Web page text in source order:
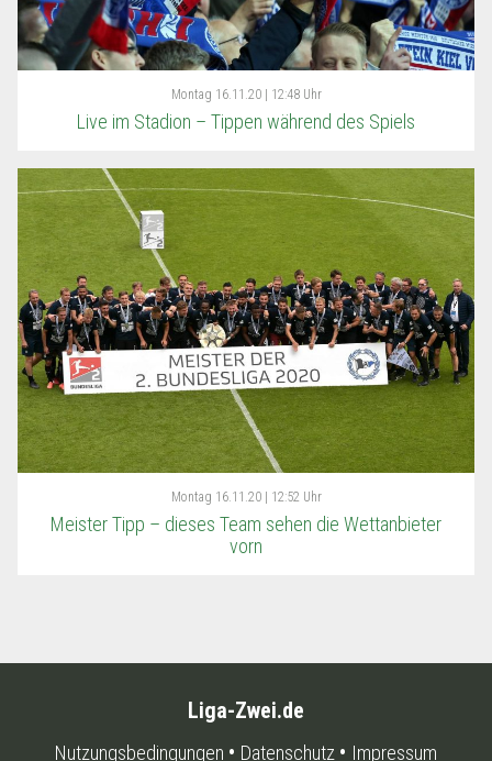
Montag 16.11.20 | 12:48 Uhr
Live im Stadion – Tippen während des Spiels
Montag 16.11.20 | 12:52 Uhr
Meister Tipp – dieses Team sehen die Wettanbieter
vorn
Liga-Zwei.de
Nutzungsbedingungen Datenschutz Impressum